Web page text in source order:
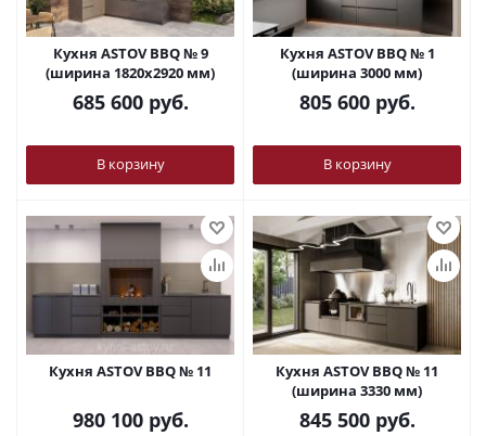
Кухня ASTOV BBQ № 9
(ширина 1820х2920 мм)
685 600руб.
В корзину
Кухня ASTOV BBQ № 1
(ширина 3000 мм)
805 600руб.
В корзину
Кухня ASTOV BBQ № 11
980 100руб.
Кухня ASTOV BBQ № 11
(ширина 3330 мм)
845 500руб.